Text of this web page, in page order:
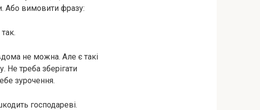
Або вимовити фразу:
не можна. Але є такі
Не треба зберігати
зурочення.
господареві.